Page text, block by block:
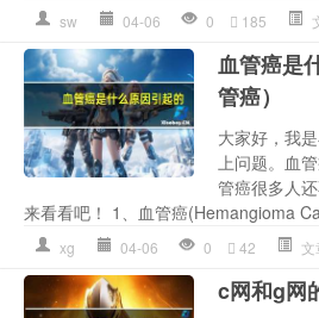
sw 04-06 0 185
血管癌是
管癌）
大家好，我
上问题。血
管癌很多人
来看看吧！ 1、血管癌(Hemangioma
xg 04-06 0 42
c网和g网